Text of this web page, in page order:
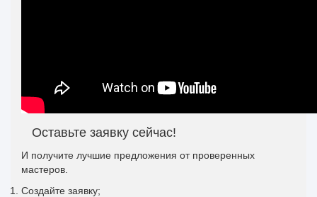
Оставьте заявку сейчас!
И получите лучшие предложения от проверенных
мастеров.
Создайте заявку;